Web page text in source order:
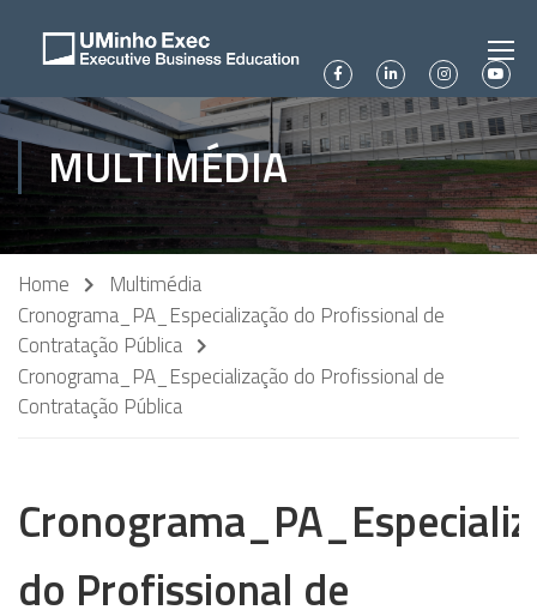
MULTIMÉDIA
Home
Multimédia
Cronograma_PA_Especialização do Profissional de
Contratação Pública
Cronograma_PA_Especialização do Profissional de
Contratação Pública
do Profissional de